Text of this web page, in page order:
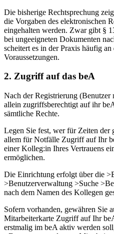
Die bisherige Rechtsprechung
die Vorgaben des elektronischen
eingehalten werden. Zwar gibt §
bei ungeeigneten Dokumenten
scheitert es in der Praxis häufig an
Voraussetzungen.
2. Zugriff auf das beA
Nach der Registrierung
allein zugriffsberechtigt auf ihr
sämtliche Rechte.
Legen Sie fest, wer für Zeiten der
allem für Notfälle Zugriff auf Ihr
einer Kolleg:in Ihres Vertrauens
ermöglichen.
Die Einrichtung erfolgt über die
>Benutzerverwaltung >Suche
nach dem Namen des Kollegen
Sofern vorhanden, gewähren Sie
Mitarbeiterkarte Zugriff auf Ihr
erstmalig im beA aktiv werden